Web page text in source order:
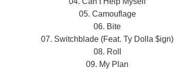
05. Camouflage
06. Bite
07. Switchblade (Feat. Ty Dolla $ign)
08. Roll
09. My Plan